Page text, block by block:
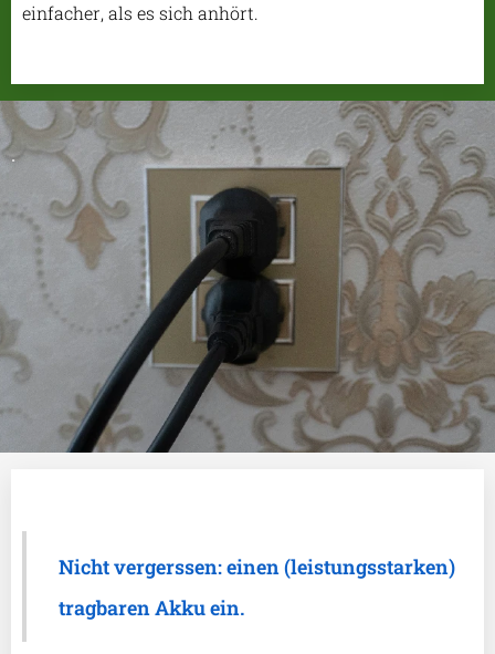
einfacher, als es sich anhört.
.
Nicht vergerssen: einen (leistungsstarken)
tragbaren Akku ein.